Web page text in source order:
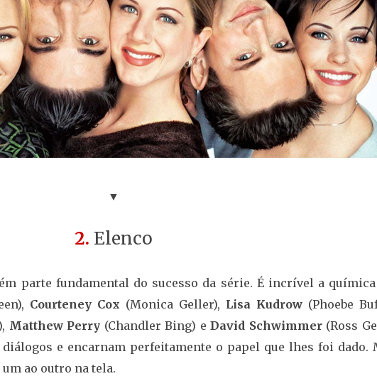
▼
2. Elenco
parte fundamental do sucesso da série. É incrível a
Courteney Cox (Monica Geller), Lisa Kudrow(Phoebe
Matthew Perry (Chandler Bing) e David Schwimmer(Ross
e encarnam perfeitamente o papel que lhes foi dado.
ao outro na tela.